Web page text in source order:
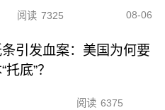
阅读 7325 08-06
引发血案：美国为何要
底”？
阅读 6375